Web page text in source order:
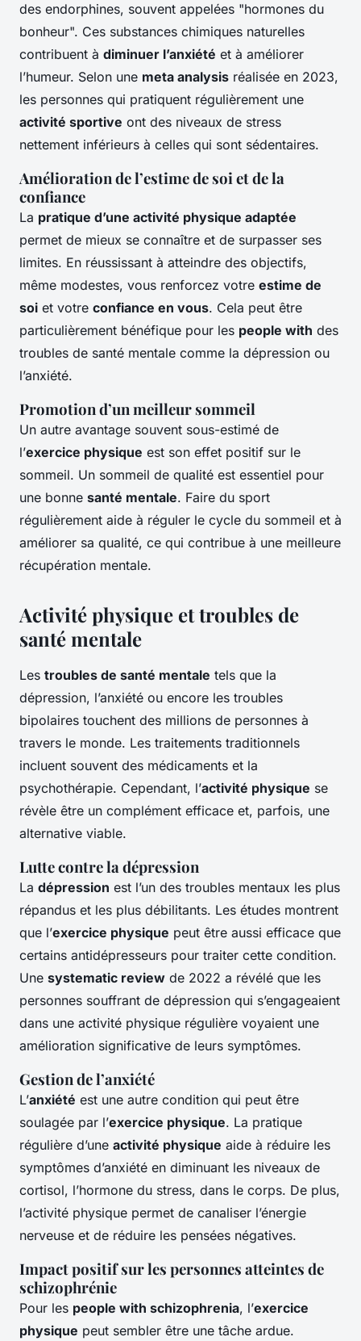
des endorphines, souvent appelées "hormones du
bonheur". Ces substances chimiques naturelles
contribuent à diminuer l’anxiété et à améliorer
l’humeur. Selon une meta analysis réalisée en 2023,
les personnes qui pratiquent régulièrement une
activité sportive ont des niveaux de stress
nettement inférieurs à celles qui sont sédentaires.
Amélioration de l’estime de soi et de la
confiance
La pratique d’une activité physique adaptée
permet de mieux se connaître et de surpasser ses
limites. En réussissant à atteindre des objectifs,
même modestes, vous renforcez votre estime de
soi et votre confiance en vous. Cela peut être
particulièrement bénéfique pour les people with des
troubles de santé mentale comme la dépression ou
l’anxiété.
Promotion d’un meilleur sommeil
Un autre avantage souvent sous-estimé de
l’exercice physique est son effet positif sur le
sommeil. Un sommeil de qualité est essentiel pour
une bonne santé mentale. Faire du sport
régulièrement aide à réguler le cycle du sommeil et à
améliorer sa qualité, ce qui contribue à une meilleure
récupération mentale.
Activité physique et troubles de
santé mentale
Les troubles de santé mentale tels que la
dépression, l’anxiété ou encore les troubles
bipolaires touchent des millions de personnes à
travers le monde. Les traitements traditionnels
incluent souvent des médicaments et la
psychothérapie. Cependant, l’activité physique se
révèle être un complément efficace et, parfois, une
alternative viable.
Lutte contre la dépression
La dépression est l’un des troubles mentaux les plus
répandus et les plus débilitants. Les études montrent
que l’exercice physique peut être aussi efficace que
certains antidépresseurs pour traiter cette condition.
Une systematic review de 2022 a révélé que les
personnes souffrant de dépression qui s’engageaient
dans une activité physique régulière voyaient une
amélioration significative de leurs symptômes.
Gestion de l’anxiété
L’anxiété est une autre condition qui peut être
soulagée par l’exercice physique. La pratique
régulière d’une activité physique aide à réduire les
symptômes d’anxiété en diminuant les niveaux de
cortisol, l’hormone du stress, dans le corps. De plus,
l’activité physique permet de canaliser l’énergie
nerveuse et de réduire les pensées négatives.
Impact positif sur les personnes atteintes de
schizophrénie
Pour les people with schizophrenia, l’exercice
physique peut sembler être une tâche ardue.